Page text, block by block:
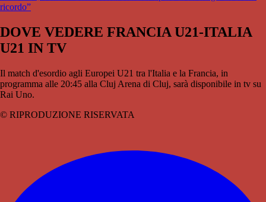
ricordo”
DOVE VEDERE FRANCIA U21-ITALIA
U21 IN TV
Il match d'esordio agli Europei U21 tra l'Italia e la Francia, in
programma alle 20:45 alla Cluj Arena di Cluj, sarà disponibile in tv su
Rai Uno.
© RIPRODUZIONE RISERVATA